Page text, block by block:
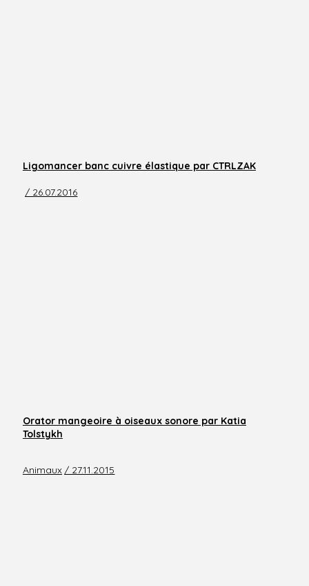
Ligomancer banc cuivre élastique par CTRLZAK
/ 26.07.2016
Orator mangeoire à oiseaux sonore par Katia
Tolstykh
Animaux / 27.11.2015